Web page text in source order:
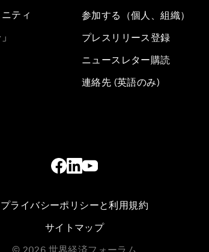
ティ
参加する（個人、組織）
プレスリリース登録
ニュースレター購読
連絡先 (英語のみ)
プライバシーポリシーと利用規約
サイトマップ